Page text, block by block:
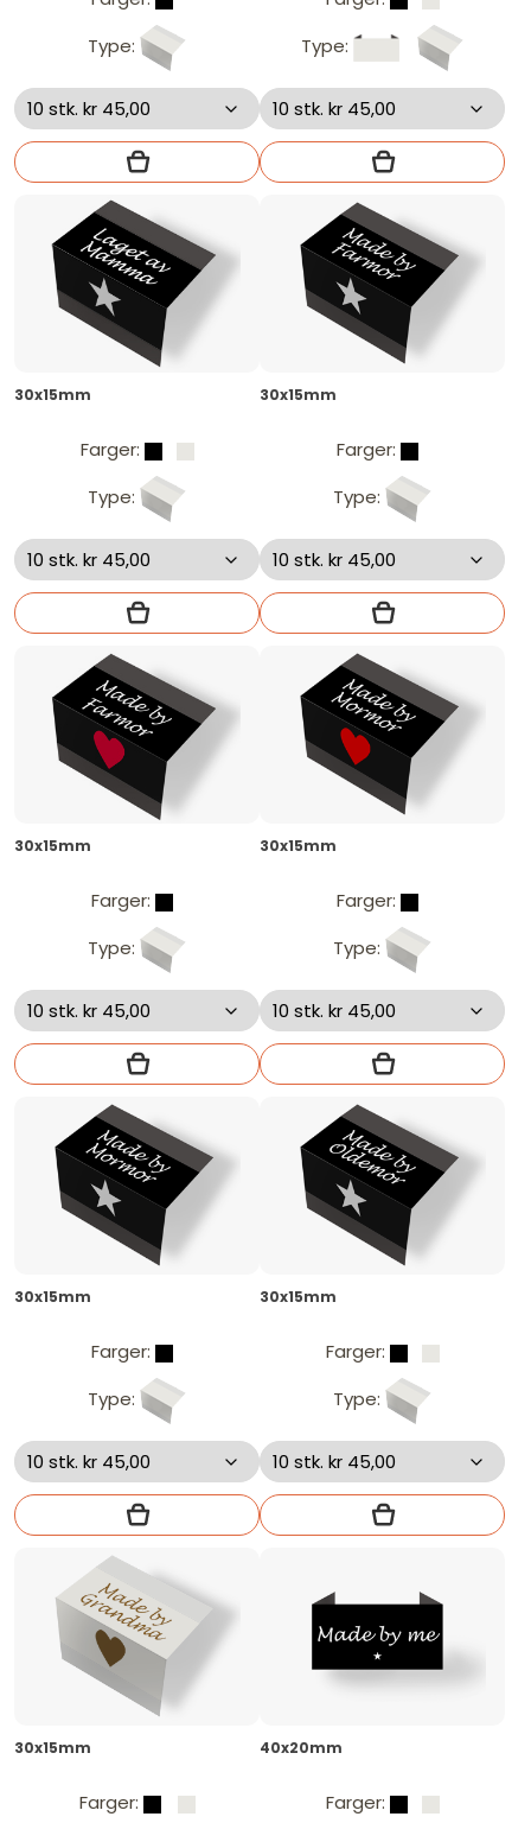
Type:
Type:
30x15mm
Farger:
Type:
30x15mm
Farger:
Type:
30x15mm
Farger:
Type:
30x15mm
Farger:
Type:
30x15mm
Farger:
Type:
30x15mm
Farger:
Type:
30x15mm
Farger:
40x20mm
Farger: